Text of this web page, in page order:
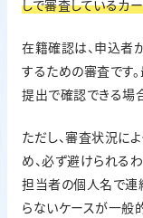
しで審査しているカ
在籍確認は、申込者
するための審査です
提出で確認できる場
ただし、審査状況に
め、必ず避けられる
担当者の個人名で連
らないケースが一般